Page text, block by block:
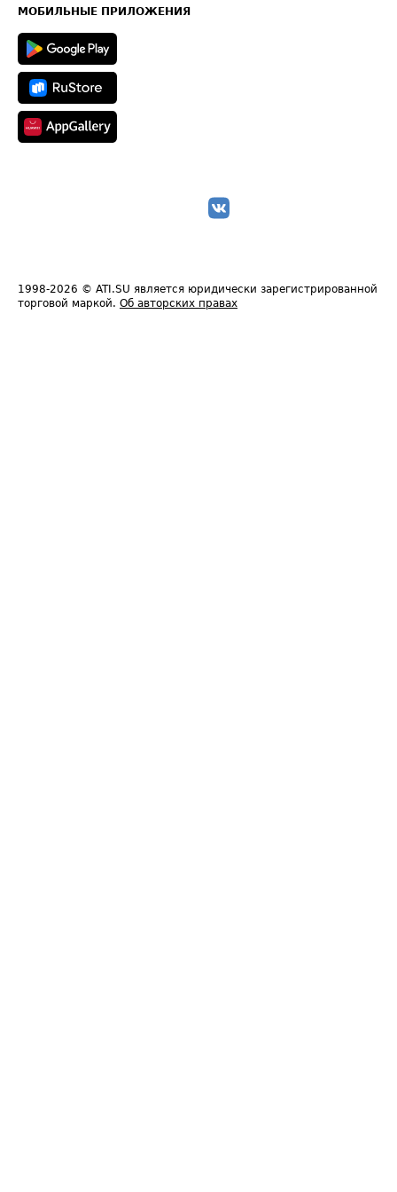
Техническая информация
МОБИЛЬНЫЕ ПРИЛОЖЕНИЯ
1998-2026 © ATI.SU является юридически зарегистрированной
торговой маркой. Об авторских правах